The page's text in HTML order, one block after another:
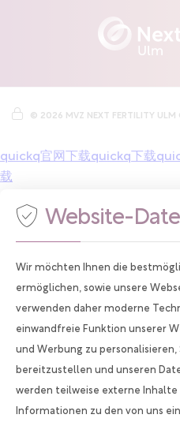
07:30 - 17:00 Uhr
07:30 - 14:00Uhr
Termine nur nach Vereinbarung
Augenblick geöffnet und sind
Mail
.
© 2026 MVZ NEXT FERTILITY ULM
quickq官网下载quickq下载
载
Website-
Wir möchten Ihnen die
ermöglichen, sowie unsere
verwenden daher moderne
einwandfreie Funktion unserer
und Werbung zu
bereitzustellen und unseren
werden teilweise externe Inhalte
Informationen zu den von uns